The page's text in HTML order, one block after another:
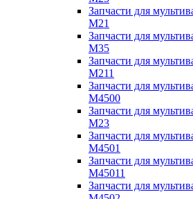
Запчасти для
M21
Запчасти для
M35
Запчасти для
M211
Запчасти для
M4500
Запчасти для
M23
Запчасти для
M4501
Запчасти для
M45011
Запчасти для